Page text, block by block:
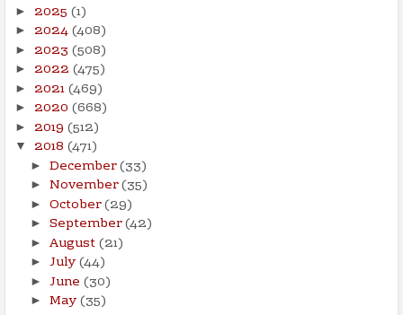
► 2025 (1)
► 2024(408)
► 2023 (508)
► 2022 (475)
► 2021(469)
► 2020 (668)
► 2019 (512)
▼ 2018 (471)
► December(33)
► November(35)
► October(29)
► September(42)
► August(21)
► July(44)
► June (30)
► May(35)